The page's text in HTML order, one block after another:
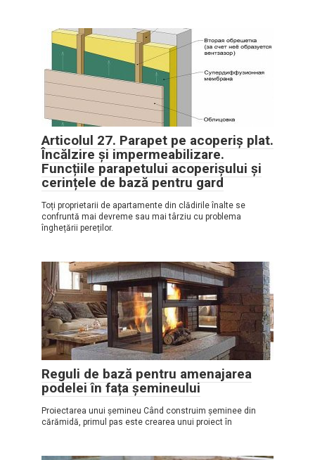
Articolul 27. Parapet pe acoperiș plat.
Încălzire și impermeabilizare.
Funcțiile parapetului acoperișului și
cerințele de bază pentru gard
Toți proprietarii de apartamente din clădirile înalte se
confruntă mai devreme sau mai târziu cu problema
înghețării pereților.
Reguli de bază pentru amenajarea
podelei în fața șemineului
Proiectarea unui șemineu Când construim șeminee din
cărămidă, primul pas este crearea unui proiect în